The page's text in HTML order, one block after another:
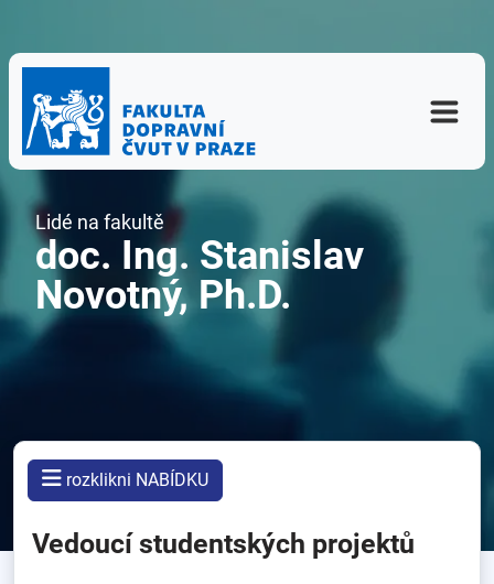
Lidé na fakultě
doc. Ing. Stanislav
Novotný, Ph.D.
rozklikni NABÍDKU
Vedoucí studentských projektů